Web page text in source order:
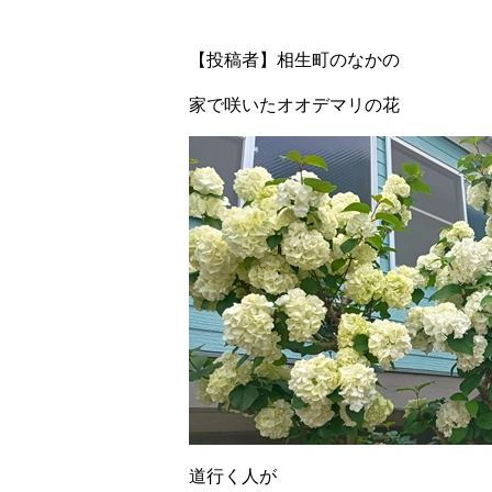
【投稿者】相生町のなかの
家で咲いたオオデマリの花
道行く人が